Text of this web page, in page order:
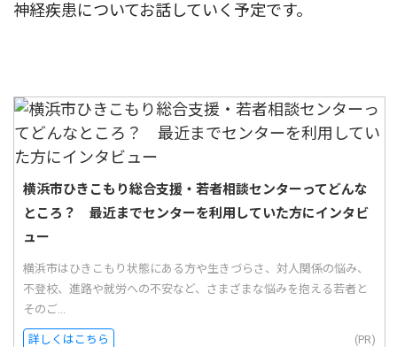
神経疾患についてお話していく予定です。
横浜市ひきこもり総合支援・若者相談センターってどんな
ところ？ 最近までセンターを利用していた方にインタビ
ュー
横浜市はひきこもり状態にある方や生きづらさ、対人関係の悩み、
不登校、進路や就労への不安など、さまざまな悩みを抱える若者と
そのご...
詳しくはこちら (PR)